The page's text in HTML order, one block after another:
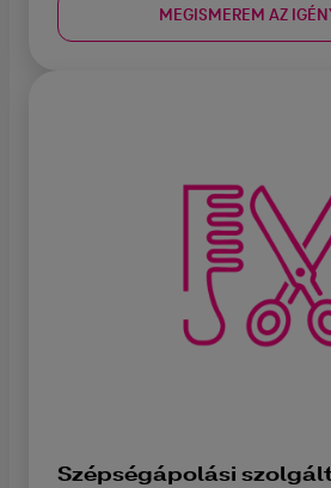
MEGISMEREM AZ
Szépségápolási